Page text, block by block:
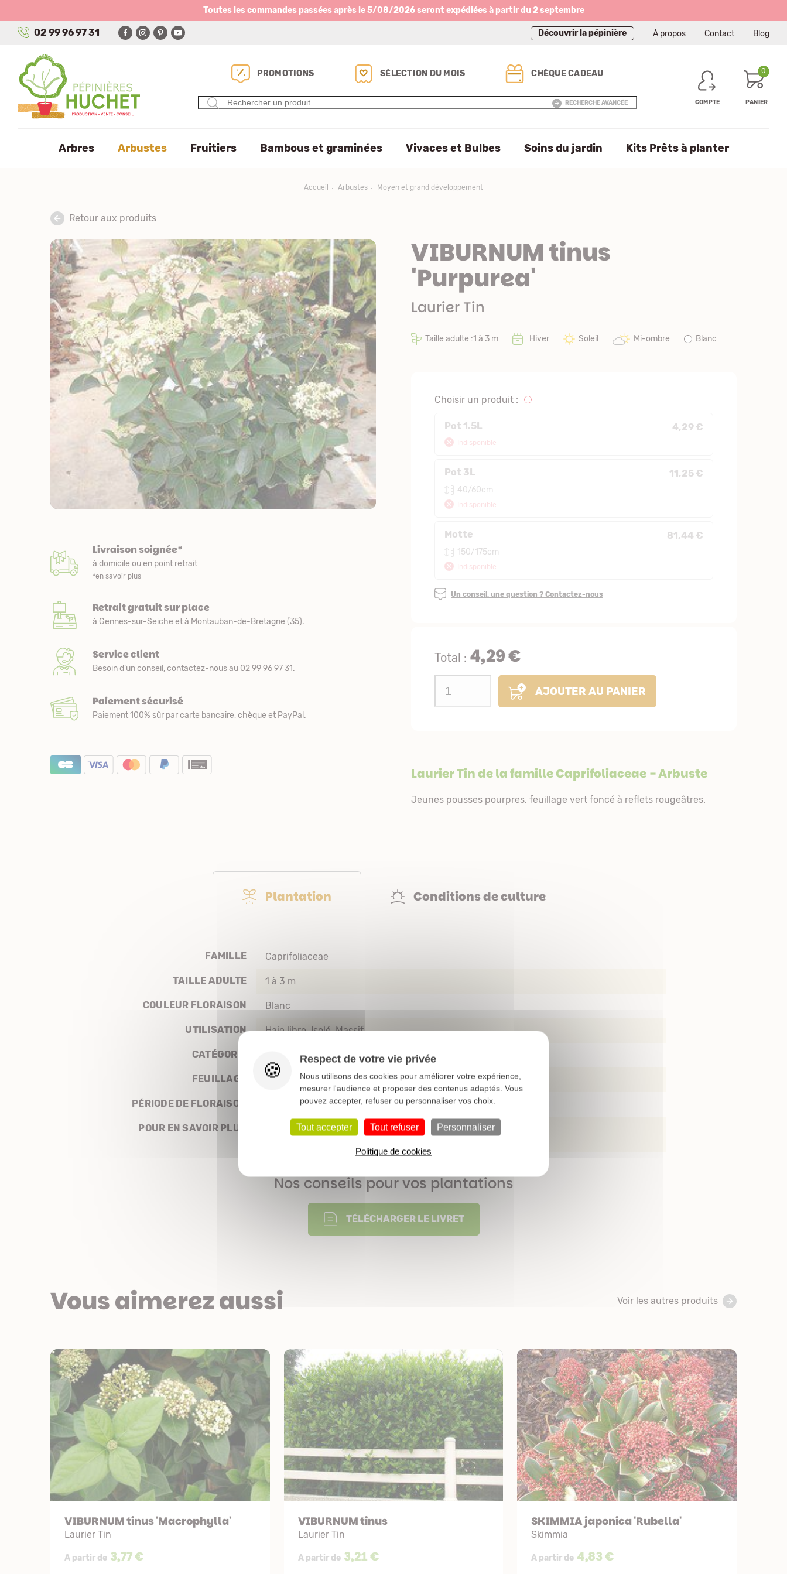
Toutes les commandes passées après le 5/08/2026 seront expédiées à partir du 2 septembre
02 99 96 97 31 Découvrir la pépinière À propos Contact Blog
PROMOTIONS SÉLECTION DU MOIS CHÈQUE CADEAU
RECHERCHE AVANCÉE COMPTE
0
PANIER
Arbres Arbustes Fruitiers Bambous et graminées Vivaces et Bulbes Soins du jardin Kits Prêts à planter
Accueil Arbustes Moyen et grand développement
Retour aux produits
VIBURNUM tinus
'Purpurea'
Laurier Tin
Taille adulte :1 à 3 m Hiver Soleil Mi-ombre Blanc
Choisir un produit :
Pot 1.5L 4,29 €
Indisponible
Pot 3L 11,25 €
40/60cm
Indisponible
Motte 81,44 €
150/175cm
Indisponible
Un conseil, une question ? Contactez-nous
Total : 4,29 €
AJOUTER AU PANIER
Laurier Tin de la familleCaprifoliaceae - Arbuste
Jeunes pousses pourpres, feuillage vert foncé à reflets rougeâtres.
Livraison soignée*
à domicile ou en point retrait
*en savoir plus
Retrait gratuit sur place
à Gennes-sur-Seiche et à Montauban-de-Bretagne (35).
Service client
Besoin d’un conseil, contactez-nous au 02 99 96 97 31.
Paiement sécurisé
Paiement 100% sûr par carte bancaire, chèque et PayPal.
Plantation Conditions de culture
FAMILLE Caprifoliaceae
TAILLE ADULTE 1 à 3 m
COULEUR FLORAISON Blanc
UTILISATION Haie libre Isolé Massif
CATÉGORIE Floraison hivernale Haie
FEUILLAGE Persistant
PÉRIODE DE FLORAISON
POUR EN SAVOIR PLUS Voir notre dossier sur les viornes >
Nos conseils pour vos plantations
TÉLÉCHARGER LE LIVRET
Vous aimerez aussi Voir les autres produits
VIBURNUM tinus 'Macrophylla'
Laurier Tin
A partir de 3,77 €
VIBURNUM tinus
Laurier Tin
A partir de 3,21 €
SKIMMIA japonica 'Rubella'
Skimmia
A partir de 4,83 €
Respect de votre vie privée
Nous utilisons des cookies pour améliorer votre expérience,
mesurer l'audience et proposer des contenus adaptés. Vous
pouvez accepter, refuser ou personnaliser vos choix.
Tout accepter Tout refuser Personnaliser
Politique de cookies